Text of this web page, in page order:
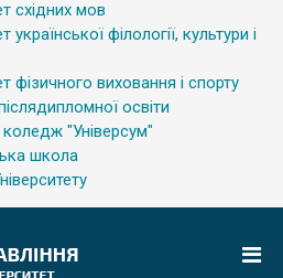
східних мов
української філології, культури і
фізичного виховання і спорту
освіти
"Універсум"
школа